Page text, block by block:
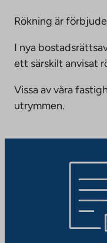
Rökning är
I nya
ett särskilt anvisat
Vissa av våra
utrymmen.